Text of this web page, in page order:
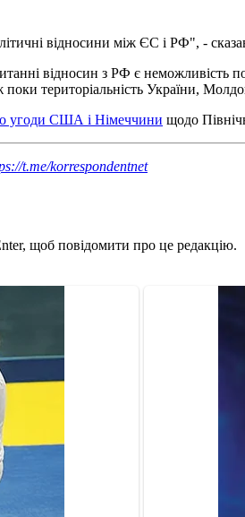
відносини між ЄС і РФ", -
відносин з РФ є неможливість
територіальність України,
угоди США і Німеччини щодо
t.me/korrespondentnet
щоб повідомити про це редакцію.